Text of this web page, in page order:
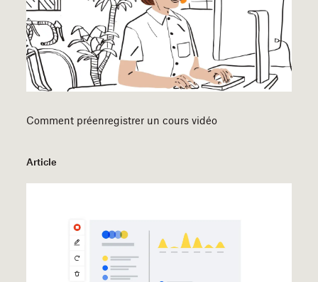
Comment préenregistrer un cours vidéo
Article